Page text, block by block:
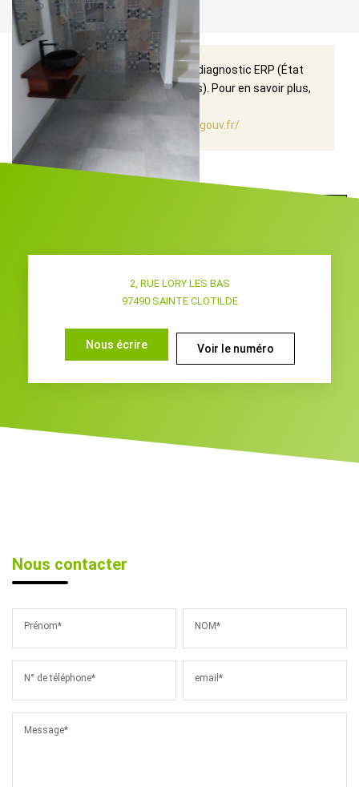
Ce bien est soumis à un diagnostic ERP (État
des Risques et Pollutions). Pour en savoir plus,
https://www.georisques.gouv.fr/
2, RUE LORY LES BAS
97490 SAINTE CLOTILDE
Nous écrire Voir le numéro
Nous contacter
Prénom* NOM*
N° de téléphone* email*
Message*